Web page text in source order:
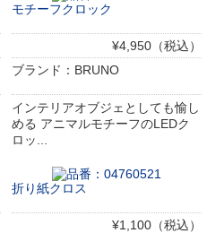
モチーフクロック
¥4,950（税込）
ブランド：BRUNO
インテリアオブジェとしても愉し
める アニマルモチーフのLEDク
ロッ...
折り紙クロス
¥1,100（税込）